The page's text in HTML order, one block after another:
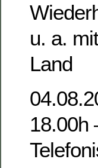
u. a.
Land
18.00h